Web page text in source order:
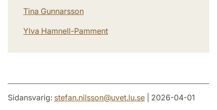
Tina Gunnarsson
Ylva Hamnell-Pamment
Sidansvarig: stefan.nilsson@uvet.lu.se | 2026-04-01